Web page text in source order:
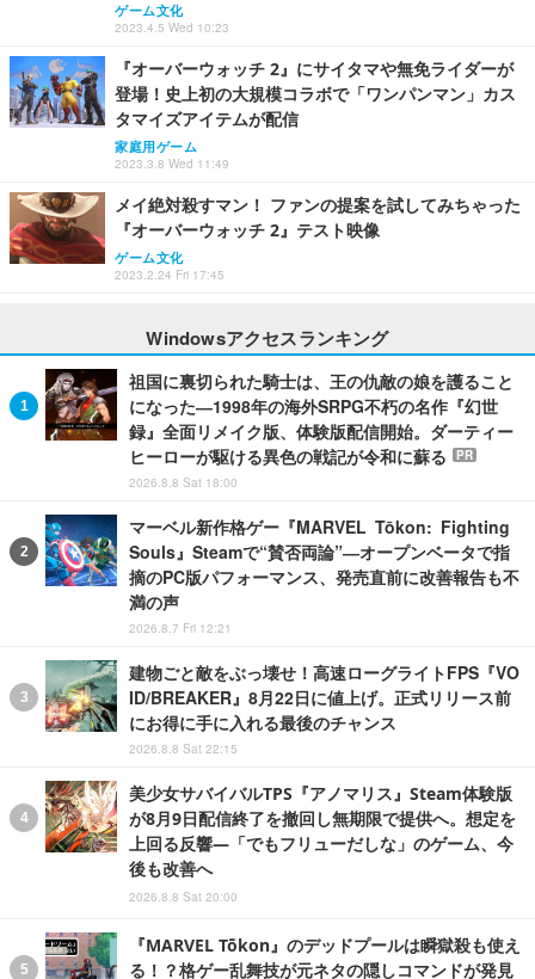
ゲーム文化
2023.4.5 Wed 10:23
『オーバーウォッチ 2』にサイタマや無免ライダーが
登場！史上初の大規模コラボで「ワンパンマン」カス
タマイズアイテムが配信
家庭用ゲーム
2023.3.8 Wed 11:49
メイ絶対殺すマン！ ファンの提案を試してみちゃった
『オーバーウォッチ 2』テスト映像
ゲーム文化
2023.2.24 Fri 17:45
Windowsアクセスランキング
祖国に裏切られた騎士は、王の仇敵の娘を護ること
になった―1998年の海外SRPG不朽の名作『幻世
録』全面リメイク版、体験版配信開始。ダーティー
ヒーローが駆ける異色の戦記が令和に蘇る
PR
2026.8.8 Sat 18:00
マーベル新作格ゲー『MARVEL Tōkon: Fighting
Souls』Steamで“賛否両論”―オープンベータで指
摘のPC版パフォーマンス、発売直前に改善報告も不
満の声
2026.8.7 Fri 12:21
建物ごと敵をぶっ壊せ！高速ローグライトFPS『VO
ID/BREAKER』8月22日に値上げ。正式リリース前
にお得に手に入れる最後のチャンス
2026.8.8 Sat 22:15
美少女サバイバルTPS『アノマリス』Steam体験版
が8月9日配信終了を撤回し無期限で提供へ。想定を
上回る反響―「でもフリューだしな」のゲーム、今
後も改善へ
2026.8.8 Sat 20:00
『MARVEL Tōkon』のデッドプールは瞬獄殺も使え
る！？格ゲー乱舞技が元ネタの隠しコマンドが発見